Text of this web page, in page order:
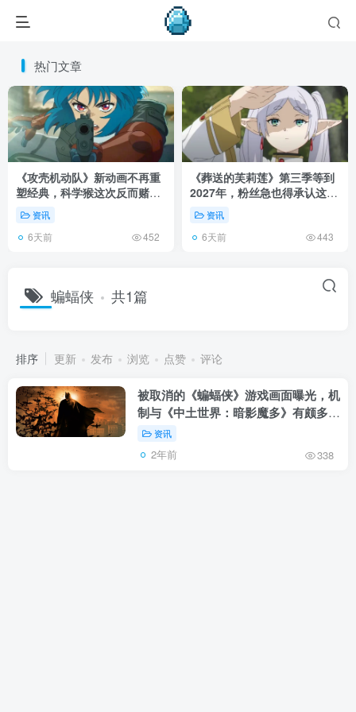
热门文章
《攻壳机动队》新动画不再重
塑经典，科学猴这次反而赌对
了！资讯
6天前 452
《葬送的芙莉莲》第三季等到
2027年，粉丝急也得承认这次
慢得有道理！
资讯
6天前 443
蝙蝠侠 共1篇
排序 更新 发布 浏览 点赞 评论
被取消的《蝙蝠侠》游戏画面曝光，机
制与《中土世界：暗影魔多》有颇多相
似 资讯
2年前 338